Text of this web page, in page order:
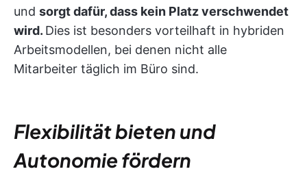
und sorgt dafür, dass kein Platz verschwendet
wird. Dies ist besonders vorteilhaft in hybriden
Arbeitsmodellen, bei denen nicht alle
Mitarbeiter täglich im Büro sind.
Flexibilität bieten und
Autonomie fördern